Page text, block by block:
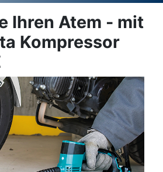
Ihren Atem - mit
Kompressor